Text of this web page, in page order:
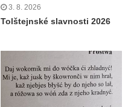
3. 8. 2026
Tolštejnské slavnosti 2026